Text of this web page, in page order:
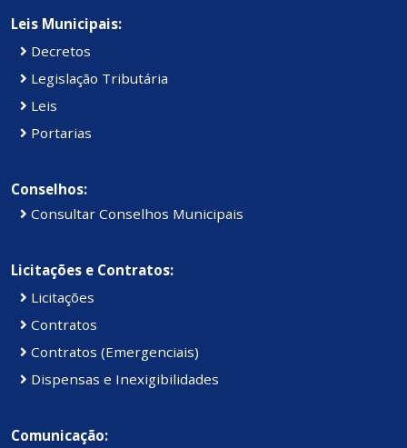
Leis Municipais:
Decretos
Legislação Tributária
Leis
Portarias
Conselhos:
Consultar Conselhos Municipais
Licitações e Contratos:
Licitações
Contratos
Contratos (Emergenciais)
Dispensas e Inexigibilidades
Comunicação: